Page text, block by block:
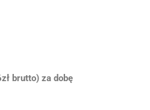
brutto) za dobę